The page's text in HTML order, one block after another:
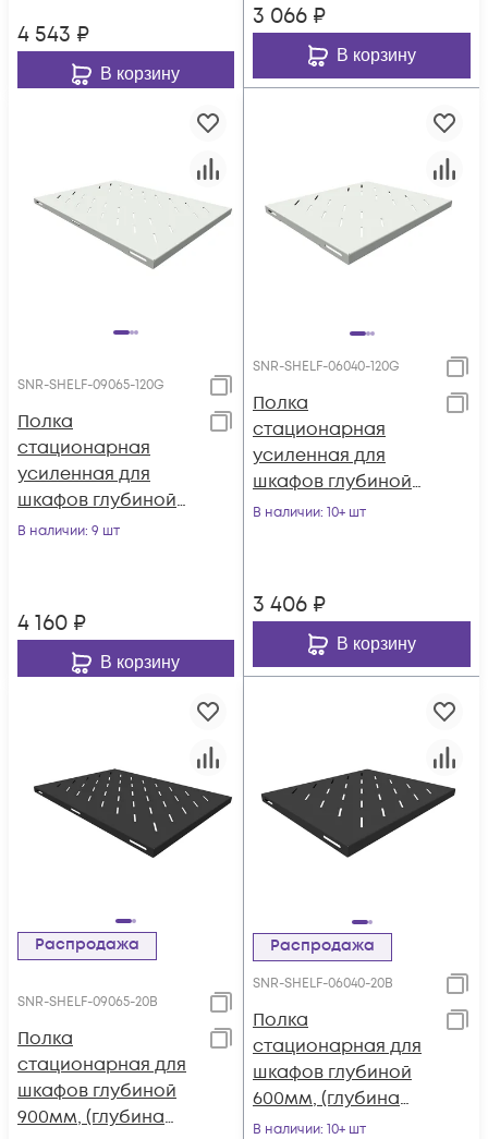
серый (SNR-SHELF-
10071-120G)
4 543 ₽
В корзину
10071-20G)
3 066 ₽
В корзину
SNR-SHELF-09065-120G
Полка
стационарная
усиленная для
шкафов глубиной
900мм, (глубина
серый (SNR-SHELF-
09065-120G)
В наличии: 9 шт
4 160 ₽
В корзину
SNR-SHELF-06040-120G
Полка
стационарная
усиленная для
шкафов глубиной
600мм, (глубина
серый (SNR-SHELF-
06040-120G)
В наличии: 10+ шт
3 406 ₽
В корзину
Распродажа
SNR-SHELF-09065-20B
Полка
стационарная для
шкафов глубиной
900мм, (глубина
Распродажа
SNR-SHELF-06040-20B
Полка
стационарная для
шкафов глубиной
600мм, (глубина
полки 400мм)
В наличии: 10+ шт